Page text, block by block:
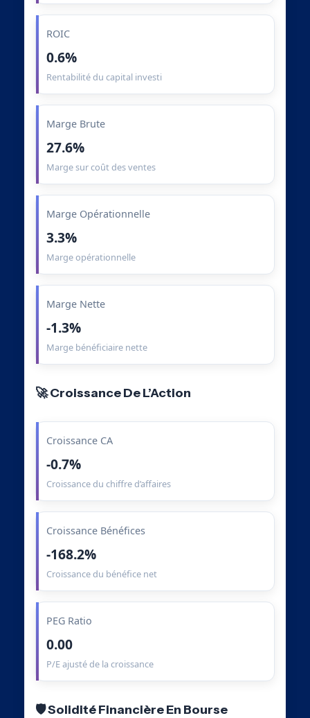
ROIC
0.6%
Rentabilité du capital investi
Marge Brute
27.6%
Marge sur coût des ventes
Marge Opérationnelle
3.3%
Marge opérationnelle
Marge Nette
-1.3%
Marge bénéficiaire nette
🚀 Croissance De L’Action
Croissance CA
-0.7%
Croissance du chiffre d’affaires
Croissance Bénéfices
-168.2%
Croissance du bénéfice net
PEG Ratio
0.00
P/E ajusté de la croissance
🛡️ Solidité Financière En Bourse